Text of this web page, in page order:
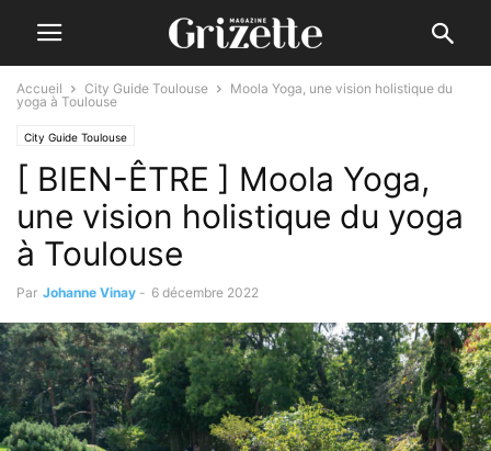
Accueil City Guide Toulouse
Moola Yoga, une vision holistique du
yoga à Toulouse
City Guide Toulouse
[ BIEN-ÊTRE ] Moola Yoga,
une vision holistique du yoga
à Toulouse
Par Johanne Vinay - 6 décembre 2022